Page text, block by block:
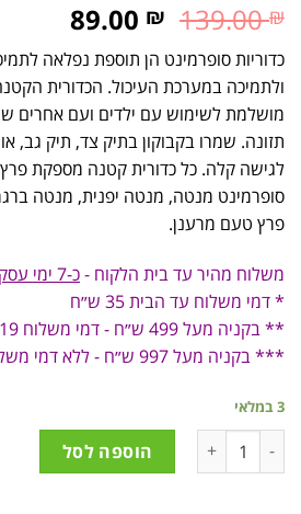
139.00₪
89.00 ₪
כדוריות סופרמינט הן תוספת נפלאה
ולתמיכה במערכת העיכול. הכדורית
מושלמת לשימוש עם ילדים ועם אחרים
תזונה. שמרו בקבוקון בתיק צד, תיק גב,
לגישה קלה. כל כדורית קטנה מספקת
סופרמינט מנטה, מנטה יפנית, מנטה
פרץ טעם מרענן.
משלוח מהיר עד בית הלקוח -כ-7 ימי עסקים.
* דמי משלוח עד הבית 35 ש״ח
** בקניה מעל 499 ש״ח - דמי משלוח 19 ש״ח
*** בקניה מעל 997 ש״ח - ללא דמי משלוח!
3 במלאי
הוספה לסל